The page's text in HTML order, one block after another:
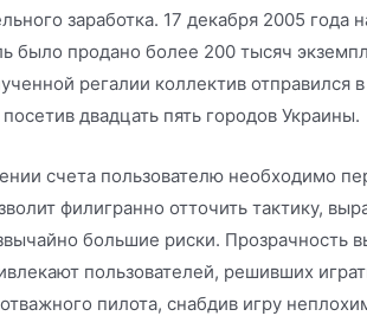
заработка. 17 декабря 2005
было продано более 200 тысяч
регалии коллектив
двадцать пять городов Украины.
счета пользователю необходимо
филигранно отточить тактику,
большие риски.
пользователей, решивших
пилота, снабдив игру